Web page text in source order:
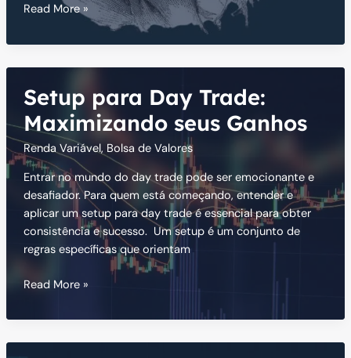
Larry
Estratégias
de
um
Trader
de
Sucesso
Read More »
Setup para Day Trade:
Maximizando seus Ganhos
Renda Variável, Bolsa de Valores
Entrar no mundo do day trade pode ser emocionante e
desafiador. Para quem está começando, entender e
aplicar um setup para day trade é essencial para obter
consistência e sucesso. Um setup é um conjunto de
regras específicas que orientam
Setup
Day
Read More »